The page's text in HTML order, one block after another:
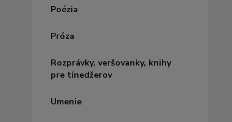
Poézia
Próza
Rozprávky, veršovanky, knihy
pre tínedžerov
Umenie